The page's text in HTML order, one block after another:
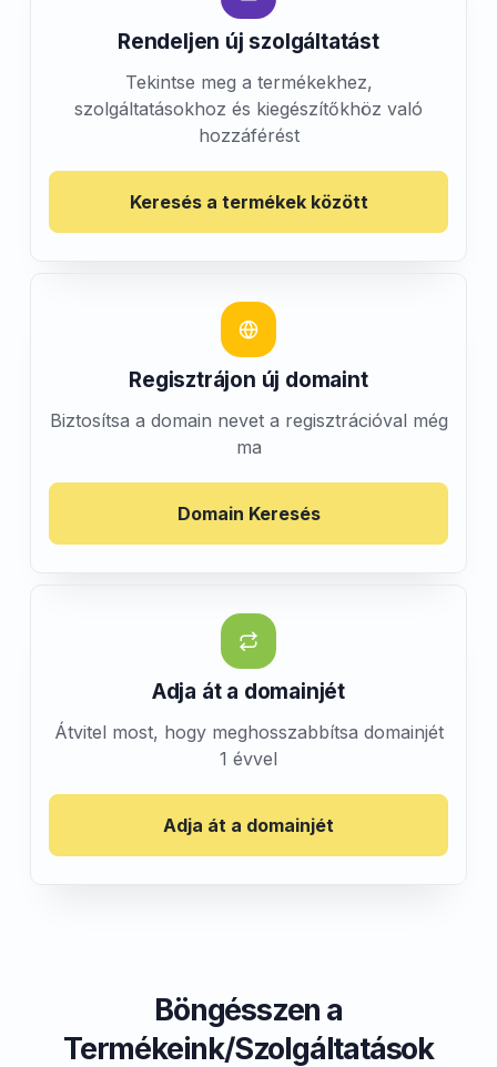
Rendeljen új szolgáltatást
Tekintse meg a termékekhez,
szolgáltatásokhoz és kiegészítőkhöz való
hozzáférést
Keresés a termékek között
Regisztrájon új domaint
Biztosítsa a domain nevet a regisztrációval még
ma
Domain Keresés
Adja át a domainjét
Átvitel most, hogy meghosszabbítsa domainjét
1 évvel
Adja át a domainjét
Böngésszen a
Termékeink/Szolgáltatások